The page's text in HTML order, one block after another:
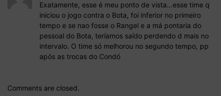
Exatamente, esse é meu ponto de vista…esse time q
iniciou o jogo contra o Bota, foi inferior no primeiro
tempo e se nao fosse o Rangel e a má pontaria do
pessoal do Bota, teríamos saído perdendo d mais no
intervalo. O time só melhorou no segundo tempo, pp
após as trocas do Condó
Comments are closed.